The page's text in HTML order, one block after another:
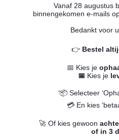
Vanaf 28 augustus
binnengekomen e-mails
Bedankt voor
👉 Bestel
📅 Kies je
📅 Kies je
’📦 Selecteer
💳 En kies
🚀 Of kies gewoon a
of in 3